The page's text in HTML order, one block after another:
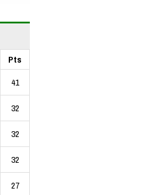
Pts
41
32
32
32
27